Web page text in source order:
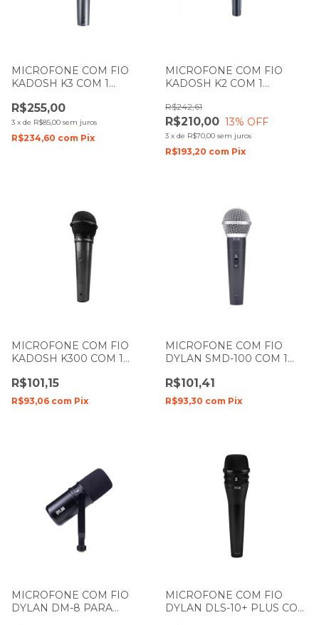
MICROFONE COM FIO
KADOSH K3 COM 1
CACHIMBO
R$255,00
3 x de R$85,00 sem juros
R$234,60 com Pix
MICROFONE COM FIO
KADOSH K2 COM 1
CACHIMBO
R$210,00
R$242,61
13% OFF
3 x de R$70,00 sem juros
R$193,20 com Pix
MICROFONE COM FIO
KADOSH K300 COM 1
CABO
R$101,15
R$93,06 com Pix
MICROFONE COM FIO
DYLAN SMD-100 COM 1
R$101,41
R$93,30 com Pix
MICROFONE COM FIO
DYLAN DM-8 PARA
MICROFONE COM FIO
DYLAN DLS-10+ PLUS COM